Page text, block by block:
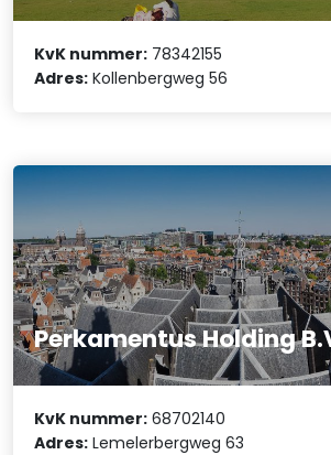
KvK nummer: 78342155
Adres: Kollenbergweg 56
Perkamentus Holding
KvK nummer: 68702140
Adres: Lemelerbergweg 63